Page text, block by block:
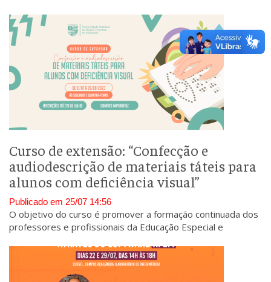
Curso de extensão: “Confecção e
audiodescrição de materiais táteis para
alunos com deficiência visual”
Publicado em 25/07 14:56
O objetivo do curso é promover a formação continuada dos
professores e profissionais da Educação Especial e